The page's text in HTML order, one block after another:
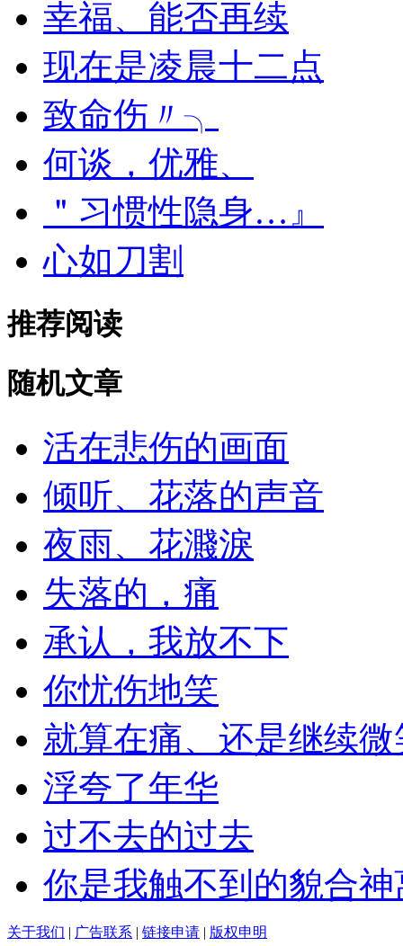
幸福、能否再续
现在是凌晨十二点
致命伤〃╮
何谈，优雅、
＂习惯性隐身…』
心如刀割
推荐阅读
随机文章
活在悲伤的画面
倾听、花落的声音
夜雨、花濺淚
失落的，痛
承认，我放不下
你忧伤地笑
就算在痛、还是继续微
浮夸了年华
过不去的过去
你是我触不到的貌合
关于我们 | 广告联系 | 链接申请 | 版权申明